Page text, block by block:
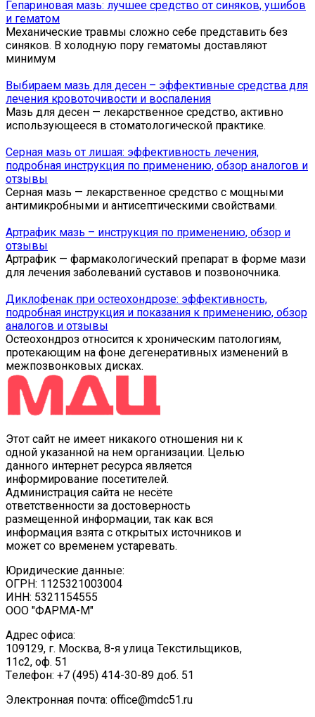
Гепариновая мазь: лучшее средство от синяков, ушибов
и гематом
Механические травмы сложно себе представить без
синяков. В холодную пору гематомы доставляют
минимум
Выбираем мазь для десен – эффективные средства для
лечения кровоточивости и воспаления
Мазь для десен — лекарственное средство, активно
использующееся в стоматологической практике.
Серная мазь от лишая: эффективность лечения,
подробная инструкция по применению, обзор аналогов и
отзывы
Серная мазь — лекарственное средство с мощными
антимикробными и антисептическими свойствами.
Артрафик мазь – инструкция по применению, обзор и
отзывы
Артрафик — фармакологический препарат в форме мази
для лечения заболеваний суставов и позвоночника.
Диклофенак при остеохондрозе: эффективность,
подробная инструкция и показания к применению, обзор
аналогов и отзывы
Остеохондроз относится к хроническим патологиям,
протекающим на фоне дегенеративных изменений в
межпозвонковых дисках.
Этот сайт не имеет никакого отношения ни к
одной указанной на нем организации. Целью
данного интернет ресурса является
информирование посетителей.
Администрация сайта не несёте
ответственности за достоверность
размещенной информации, так как вся
информация взята с открытых источников и
может со временем устаревать.
Юридические данные:
ОГРН: 1125321003004
ИНН: 5321154555
ООО "ФАРМА-М"
Адрес офиса:
109129, г. Москва, ​8-я улица Текстильщиков,
11с2, оф. 51
Tелефон: +7 (495) 414-30-89 доб. 51
Электронная почта: office@mdc51.ru